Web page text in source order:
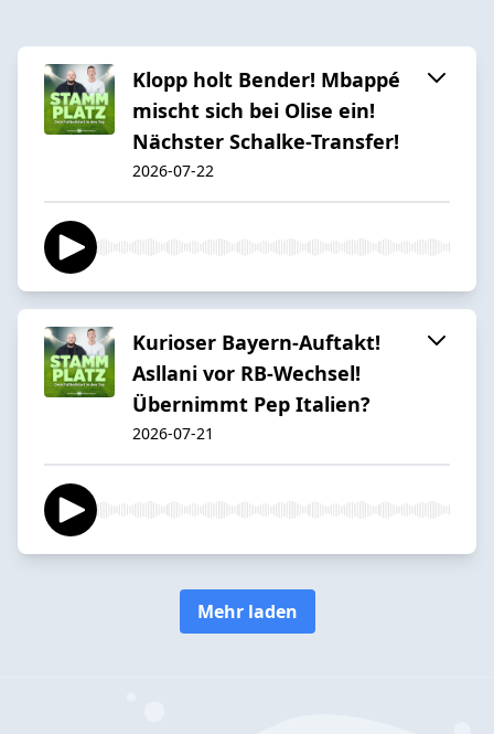
Klopp holt Bender! Mbappé
mischt sich bei Olise ein!
Nächster Schalke-Transfer!
2026-07-22
Kurioser Bayern-Auftakt!
Asllani vor RB-Wechsel!
Übernimmt Pep Italien?
2026-07-21
Mehr laden